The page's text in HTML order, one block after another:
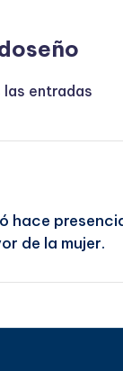
entradas
hace
de la mujer.